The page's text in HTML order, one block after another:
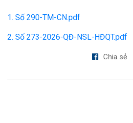
1. Số 290-TM-CN.pdf
2. Số 273-2026-QĐ-NSL-HĐQT.pdf
Chia sẻ